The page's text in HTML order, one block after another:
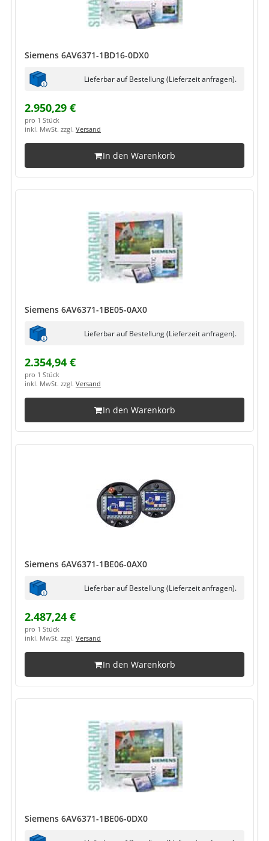
Siemens 6AV6371-1BD16-0DX0
Lieferbar auf Bestellung (Lieferzeit anfragen).
2.950,29 €
pro 1 Stück
inkl. MwSt. zzgl. Versand
In den Warenkorb
Siemens 6AV6371-1BE05-0AX0
Lieferbar auf Bestellung (Lieferzeit anfragen).
2.354,94 €
pro 1 Stück
inkl. MwSt. zzgl. Versand
In den Warenkorb
Siemens 6AV6371-1BE06-0AX0
Lieferbar auf Bestellung (Lieferzeit anfragen).
2.487,24 €
pro 1 Stück
inkl. MwSt. zzgl. Versand
In den Warenkorb
Siemens 6AV6371-1BE06-0DX0